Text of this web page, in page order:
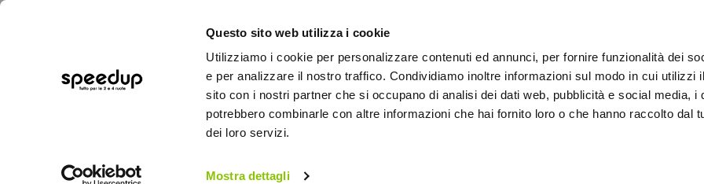
Questo sito web utilizza i cookie
Utilizziamo i cookie per personalizzare contenuti ed annunci, per fornire funzionalità dei
e per analizzare il nostro traffico. Condividiamo inoltre informazioni sul modo in cui utilizzi
sito con i nostri partner che si occupano di analisi dei dati web, pubblicità e social media, i
potrebbero combinarle con altre informazioni che hai fornito loro o che hanno raccolto dal
dei loro servizi.
Mostra dettagli
BICI OUTDOOR
Home